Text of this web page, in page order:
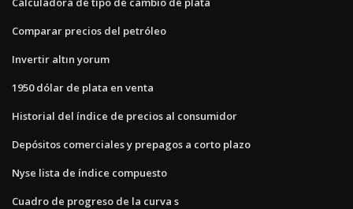
Comparar precios del petróleo
Invertir altın yorum
1950 dólar de plata en venta
Historial del índice de precios al consumidor
Depósitos comerciales y prepagos a corto plazo
Nyse lista de índice compuesto
Cuadro de progreso de la curva s